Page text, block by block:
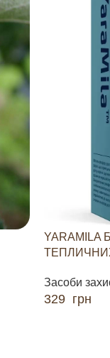
Засоби
329 грн